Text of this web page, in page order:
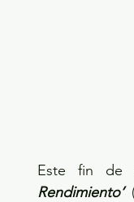
Este fin de
Rendimiento’